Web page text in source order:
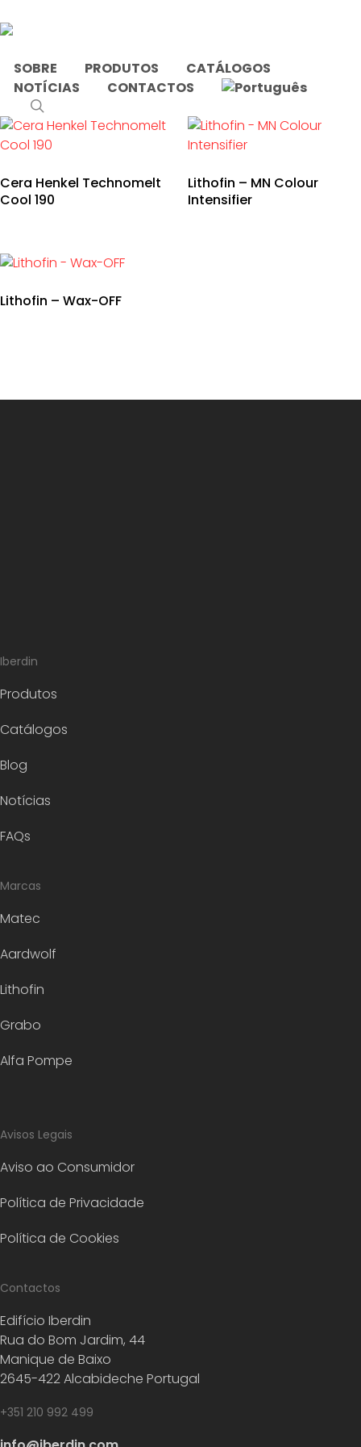
to
content
SOBRE PRODUTOS
CATÁLOGOS
NOTÍCIAS
CONTACTOS
Início Produtos etiquetados com “Cera”
Cera Henkel Technomelt
Cool 190
Lithofin – MN Colour
Intensifier
Lithofin – Wax-OFF
Iberdin
Produtos
Catálogos
Blog
Notícias
FAQs
Marcas
Matec
Aardwolf
Lithofin
Grabo
Alfa Pompe
Avisos Legais
Aviso ao Consumidor
Política de Privacidade
Política de Cookies
Contactos
Edifício Iberdin
Rua do Bom Jardim, 44
Manique de Baixo
2645-422 Alcabideche Portugal
+351 210 992 499